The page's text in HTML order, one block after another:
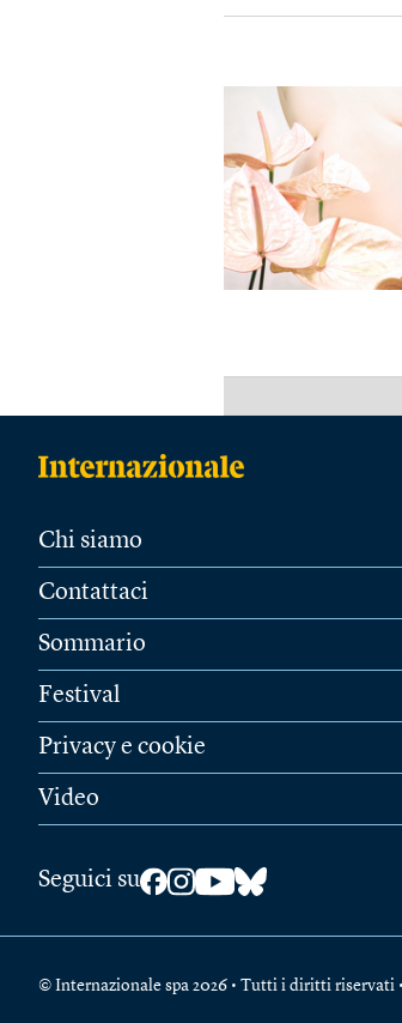
Chi siamo
Contattaci
Sommario
Festival
Privacy e cookie
Video
Seguici su
© Internazionale spa 2026 • Tutti i diritti riservati